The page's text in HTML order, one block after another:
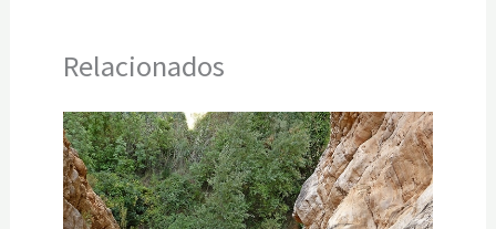
Relacionados